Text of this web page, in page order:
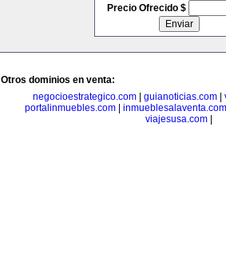
Precio Ofrecido $
Otros dominios en venta:
negocioestrategico.com| guianoticias.com|
portalinmuebles.com
inmueblesalaventa.com
viajesusa.com